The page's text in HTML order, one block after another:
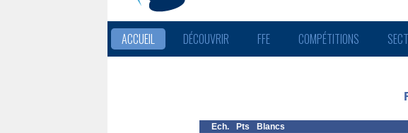
ACCUEIL DÉCOUVRIR FFE COMPÉTITIONS
Ech. Pts Blancs